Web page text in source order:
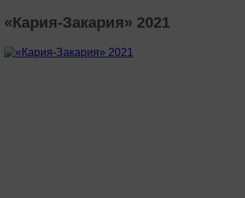
«Кария-Закария» 2021